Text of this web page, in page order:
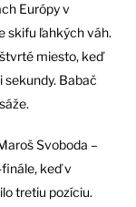
Európy v
skifu ľahkých váh.
miesto, keď
sekundy. Babač
Svoboda –
keď v
tretiu pozíciu.